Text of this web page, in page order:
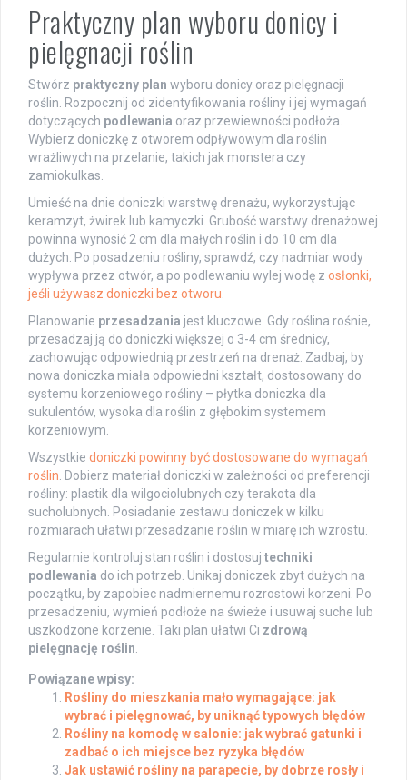
Praktyczny plan wyboru donicy i
pielęgnacji roślin
Stwórz praktyczny plan wyboru donicy oraz pielęgnacji
roślin. Rozpocznij od zidentyfikowania rośliny i jej wymagań
dotyczących podlewania oraz przewiewności podłoża.
Wybierz doniczkę z otworem odpływowym dla roślin
wrażliwych na przelanie, takich jak monstera czy
zamiokulkas.
Umieść na dnie doniczki warstwę drenażu, wykorzystując
keramzyt, żwirek lub kamyczki. Grubość warstwy drenażowej
powinna wynosić 2 cm dla małych roślin i do 10 cm dla
dużych. Po posadzeniu rośliny, sprawdź, czy nadmiar wody
wypływa przez otwór, a po podlewaniu wylej wodę z osłonki,
jeśli używasz doniczki bez otworu.
Planowanie przesadzania jest kluczowe. Gdy roślina rośnie,
przesadzaj ją do doniczki większej o 3-4 cm średnicy,
zachowując odpowiednią przestrzeń na drenaż. Zadbaj, by
nowa doniczka miała odpowiedni kształt, dostosowany do
systemu korzeniowego rośliny – płytka doniczka dla
sukulentów, wysoka dla roślin z głębokim systemem
korzeniowym.
Wszystkie doniczki powinny być dostosowane do wymagań
roślin. Dobierz materiał doniczki w zależności od preferencji
rośliny: plastik dla wilgociolubnych czy terakota dla
sucholubnych. Posiadanie zestawu doniczek w kilku
rozmiarach ułatwi przesadzanie roślin w miarę ich wzrostu.
Regularnie kontroluj stan roślin i dostosuj techniki
podlewania do ich potrzeb. Unikaj doniczek zbyt dużych na
początku, by zapobiec nadmiernemu rozrostowi korzeni. Po
przesadzeniu, wymień podłoże na świeże i usuwaj suche lub
uszkodzone korzenie. Taki plan ułatwi Ci zdrową
pielęgnację roślin.
Powiązane wpisy:
Rośliny do mieszkania mało wymagające: jak
wybrać i pielęgnować, by uniknąć typowych błędów
Rośliny na komodę w salonie: jak wybrać gatunki i
zadbać o ich miejsce bez ryzyka błędów
Jak ustawić rośliny na parapecie, by dobrze rosły i